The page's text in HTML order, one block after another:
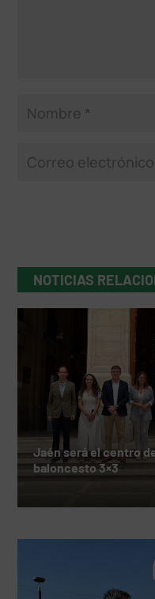
NOTICIAS
Jaén será el centro
baloncesto 3×3